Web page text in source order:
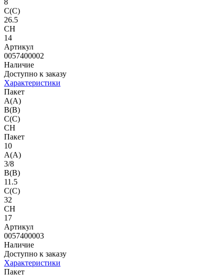
C(C)
26.5
CH
14
Артикул
0057400002
Наличие
Доступно к заказу
Характеристики
Пакет
A(A)
B(B)
C(C)
CH
Пакет
10
A(A)
3/8
B(B)
11.5
C(C)
32
CH
17
Артикул
0057400003
Наличие
Доступно к заказу
Характеристики
Пакет